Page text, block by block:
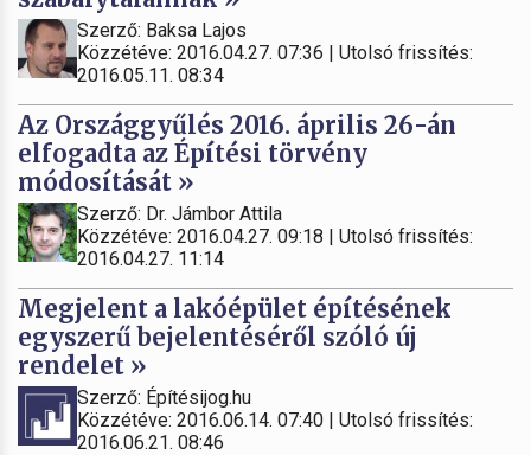
Szerző: Baksa Lajos
Közzétéve: 2016.04.27. 07:36 | Utolsó frissítés:
2016.05.11. 08:34
Az Országgyűlés 2016. április 26-án
elfogadta az Építési törvény
módosítását »
Szerző: Dr. Jámbor Attila
Közzétéve: 2016.04.27. 09:18 | Utolsó frissítés:
2016.04.27. 11:14
Megjelent a lakóépület építésének
egyszerű bejelentéséről szóló új
rendelet »
Szerző: Építésijog.hu
Közzétéve: 2016.06.14. 07:40 | Utolsó frissítés:
2016.06.21. 08:46